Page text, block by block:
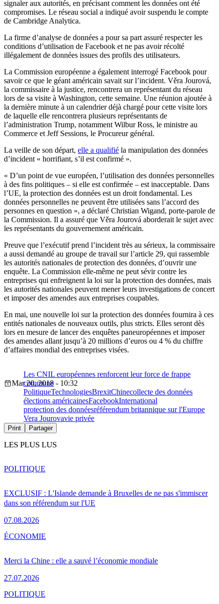
signaler aux autorités, en précisant comment les données ont été
compromises. Le réseau social a indiqué avoir suspendu le compte
de Cambridge Analytica.
La firme d’analyse de données a pour sa part assuré respecter les
conditions d’utilisation de Facebook et ne pas avoir récolté
illégalement de données issues des profils des utilisateurs.
La Commission européenne a également interrogé Facebook pour
savoir ce que le géant américain savait sur l’incident. Věra Jourová,
la commissaire à la justice, rencontrera un représentant du réseau
lors de sa visite à Washington, cette semaine. Une réunion ajoutée à
la dernière minute à un calendrier déjà chargé pour cette visite lors
de laquelle elle rencontrera plusieurs représentants de
l’administration Trump, notamment Wilbur Ross, le ministre au
Commerce et Jeff Sessions, le Procureur général.
La veille de son départ, elle a qualifié la manipulation des données
d’incident « horrifiant, s’il est confirmé ».
« D’un point de vue européen, l’utilisation des données personnelles
à des fins politiques – si elle est confirmée – est inacceptable. Dans
l’UE, la protection des données est un droit fondamental. Les
données personnelles ne peuvent être utilisées sans l’accord des
personnes en question », a déclaré Christian Wigand, porte-parole de
la Commission. Il a assuré que Věra Jourová aborderait le sujet avec
les représentants du gouvernement américain.
Preuve que l’exécutif prend l’incident très au sérieux, la commissaire
a aussi demandé au groupe de travail sur l’article 29, qui rassemble
les autorités nationales de protection des données, d’ouvrir une
enquête. La Commission elle-même ne peut sévir contre les
entreprises qui enfreignent la loi sur la protection des données, mais
les autorités nationales peuvent mener leurs investigations de concert
et imposer des amendes aux entreprises coupables.
En mai, une nouvelle loi sur la protection des données fournira à ces
entités nationales de nouveaux outils, plus stricts. Elles seront dès
lors en mesure de lancer des enquêtes paneuropéennes et imposer
des amendes allant jusqu’à 20 millions d’euros ou 4 % du chiffre
d’affaires mondial des entreprises visées.
Les CNIL européennes renforcent leur force de frappe
commune
Mar 20, 2018 - 10:32
PolitiqueTechnologiesBrexitChinecollecte des données
élections américainesFacebookInternational
protection des donnéesréférendum britannique sur l'Europe
Vera Jourovavie privée
Print Partager
LES PLUS LUS
EXCLUSIF : L'Islande demande à Bruxelles de ne pas s'immiscer
dans son référendum sur l'UE
07.08.2026
POLITIQUE
Merci la Chine : elle a sauvé l’économie mondiale
27.07.2026
ÉCONOMIE
POLITIQUE